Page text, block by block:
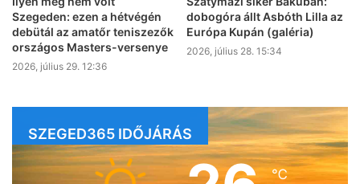
Szegeden: ezen a hétvégén
debütál az amatőr teniszezők
országos Masters-versenye
2026, július 29. 12:36
dobogóra állt Asbóth Lilla az
Európa Kupán (galéria)
2026, július 28. 15:34
SZEGED365 IDŐJÁRÁS
℃